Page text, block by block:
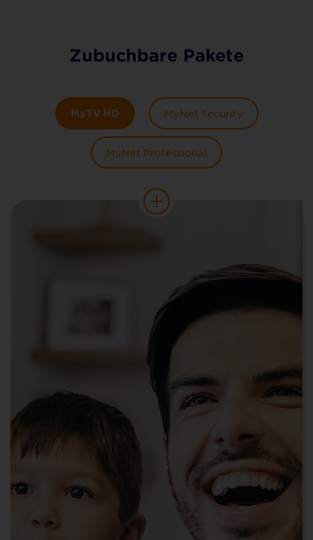
Zubuchbare Pakete
MyTV HD MyNet Security
MyNet Professional